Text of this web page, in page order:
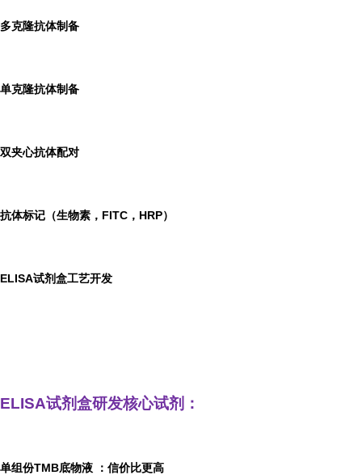
多克隆抗体制备
单克隆抗体制备
双夹心抗体配对
抗体标记（生物素，FITC，HRP）
ELISA试剂盒工艺开发
ELISA试剂盒研发核心试剂：
单组份TMB底物液 ：信价比更高